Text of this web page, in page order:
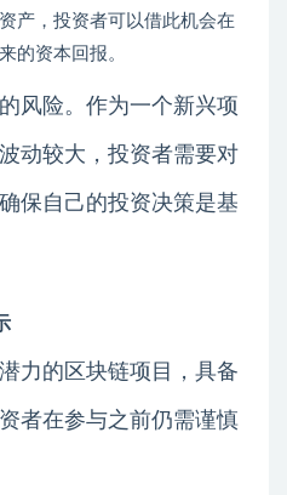
产，投资者可以借此机会在
的资本回报。
风险。作为一个新兴项
动较大，投资者需要对
保自己的投资决策是基
力的区块链项目，具备
者在参与之前仍需谨慎